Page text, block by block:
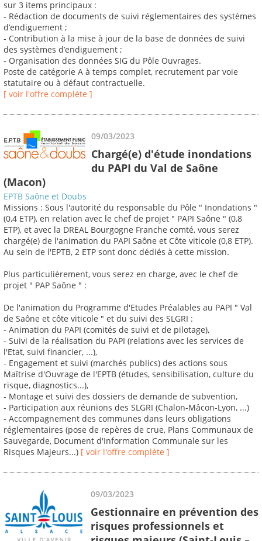
sur 3 items principaux :
- Rédaction de documents de suivi réglementaires des systèmes
d’endiguement ;
- Contribution à la mise à jour de la base de données de suivi
des systèmes d’endiguement ;
- Organisation des données SIG du Pôle Ouvrages.
Poste de catégorie A à temps complet, recrutement par voie
statutaire ou à défaut contractuelle.
[ voir l'offre complète ]
09/03/2023
Chargé(e) d'étude inondations
du PAPI du Val de Saône
(Macon)
EPTB Saône et Doubs
Missions : Sous l'autorité du responsable du Pôle " Inondations "
(0,4 ETP), en relation avec le chef de projet " PAPI Saône " (0,8
ETP), et avec la DREAL Bourgogne Franche comté, vous serez
chargé(e) de l'animation du PAPI Saône et Côte viticole (0,8 ETP).
Au sein de l'EPTB, 2 ETP sont donc dédiés à cette mission.
Plus particulièrement, vous serez en charge, avec le chef de
projet " PAP Saône " :
De l'animation du Programme d'Etudes Préalables au PAPI " Val
de Saône et côte viticole " et du suivi des SLGRI :
- Animation du PAPI (comités de suivi et de pilotage),
- Suivi de la réalisation du PAPI (relations avec les services de
l'Etat, suivi financier, ...),
- Engagement et suivi (marchés publics) des actions sous
Maîtrise d'Ouvrage de l'EPTB (études, sensibilisation, culture du
risque, diagnostics...),
- Montage et suivi des dossiers de demande de subvention,
- Participation aux réunions des SLGRI (Chalon-Mâcon-Lyon, ...)
- Accompagnement des communes dans leurs obligations
réglementaires (pose de repères de crue, Plans Communaux de
Sauvegarde, Document d'Information Communale sur les
Risques Majeurs...) [ voir l'offre complète ]
09/03/2023
Gestionnaire en prévention des
risques professionnels et